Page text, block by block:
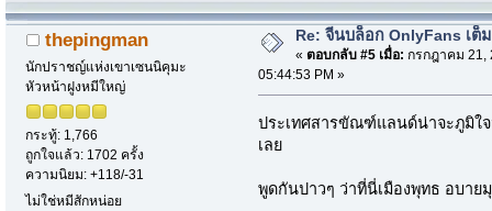
thepingman
นักปราชญ์แห่งเขาเซนนิคุมะ
หัวหน้าฝูงหมีใหญ่
กระทู้: 1,766
ถูกใจแล้ว: 1702 ครั้ง
ความนิยม: +118/-31
ไม่ใช่หมีสักหน่อย
Re: จีนบล็อก OnlyFans เต็
« ตอบกลับ #5 เมื่อ: กรกฎาคม 21,
05:44:53 PM »
ประเทศสารขัณฑ์แลนด์น่าจะภูมิใ
เลย
พูดกันปาวๆ ว่าที่นี่เมืองพุทธ อบาย